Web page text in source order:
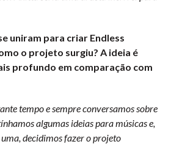
uniram para criar Endless
o projeto surgiu? A ideia é
profundo em comparação com
tempo e sempre conversamos sobre
algumas ideias para músicas e,
decidimos fazer o projeto